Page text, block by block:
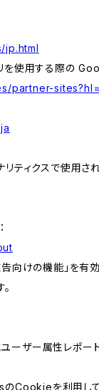
jp.html
使用する際の
partner-
ティクスで使用
向けの機能」を
ザー属性レポート
Cookieを利用して